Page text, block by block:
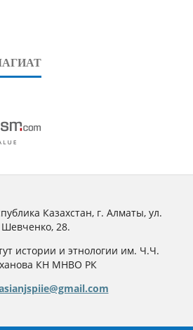
Казахстан, г. Алматы, ул.
Шевченко, 28.
истории и этнологии им. Ч.Ч.
КН МНВО РК